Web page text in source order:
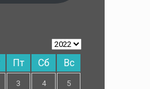
Пт Сб Вс
3 4 5